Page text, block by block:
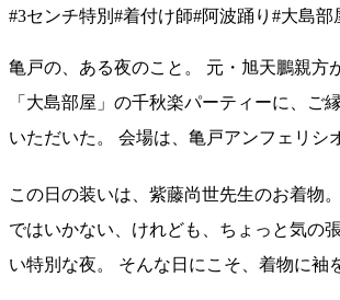
#3センチ特別 #着付け師#阿波踊り #大島部
亀戸の、ある夜のこと。 元・旭天鵬親方
「大島部屋」の千秋楽パーティーに、ご
いただいた。 会場は、亀戸アンフェリシ
この日の装いは、紫藤尚世先生のお着物
ではいかない、けれども、ちょっと気の
い特別な夜。 そんな日にこそ、着物に袖